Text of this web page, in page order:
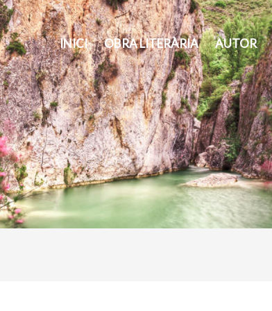
INICI OBRA LITERÀRIA AUTOR